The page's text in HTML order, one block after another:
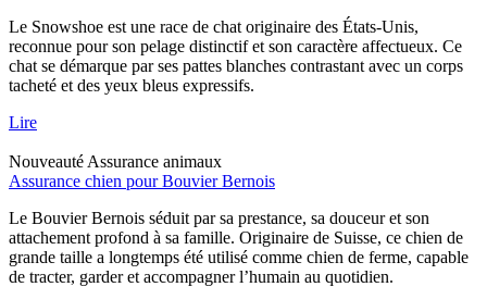
Le Snowshoe est une race de chat originaire des États-Unis,
reconnue pour son pelage distinctif et son caractère affectueux. Ce
chat se démarque par ses pattes blanches contrastant avec un corps
tacheté et des yeux bleus expressifs.
Lire
Nouveauté Assurance animaux
Assurance chien pour Bouvier Bernois
Le Bouvier Bernois séduit par sa prestance, sa douceur et son
attachement profond à sa famille. Originaire de Suisse, ce chien de
grande taille a longtemps été utilisé comme chien de ferme, capable
de tracter, garder et accompagner l’humain au quotidien.